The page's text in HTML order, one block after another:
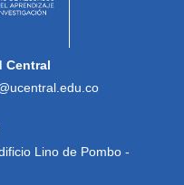
Central
Lino de Pombo -